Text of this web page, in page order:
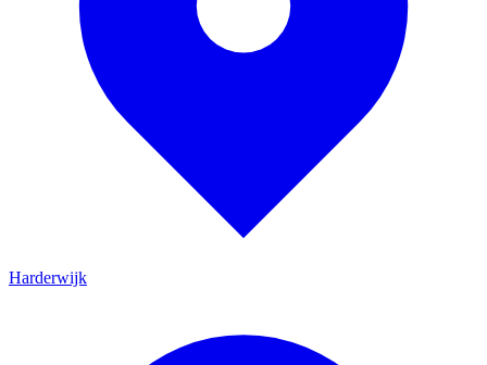
Harderwijk